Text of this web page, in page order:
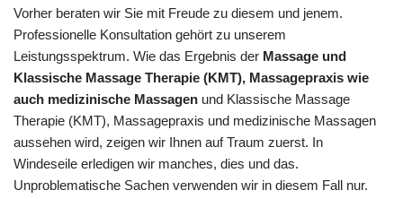
Vorher beraten wir Sie mit Freude zu diesem und jenem.
Professionelle Konsultation gehört zu unserem
Leistungsspektrum. Wie das Ergebnis der Massage und
Klassische Massage Therapie (KMT), Massagepraxis wie
auch medizinische Massagen und Klassische Massage
Therapie (KMT), Massagepraxis und medizinische Massagen
aussehen wird, zeigen wir Ihnen auf Traum zuerst. In
Windeseile erledigen wir manches, dies und das.
Unproblematische Sachen verwenden wir in diesem Fall nur.